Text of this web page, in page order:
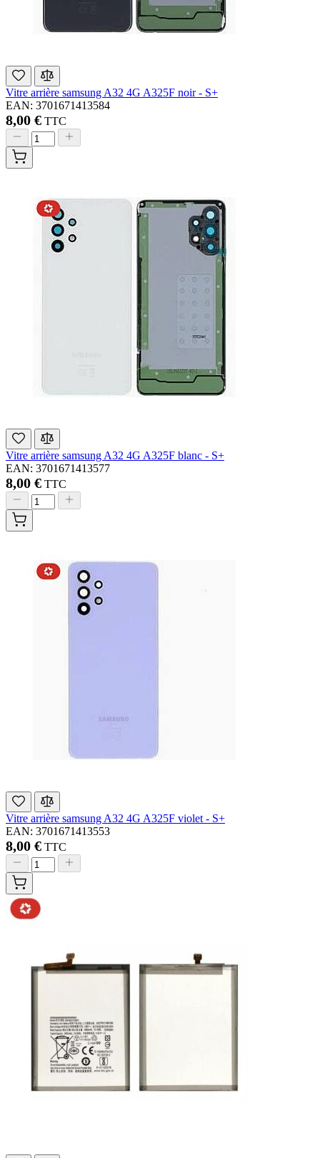
Vitre arrière samsung A32 4G A325F noir - S+
EAN: 3701671413584
8,00 € TTC
Vitre arrière samsung A32 4G A325F blanc - S+
EAN: 3701671413577
8,00 € TTC
Vitre arrière samsung A32 4G A325F violet - S+
EAN: 3701671413553
8,00 € TTC